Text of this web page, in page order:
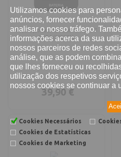
Utilizamos cookies para
anúncios, fornecer
analisar o nosso tráfego.
informações acerca da sua
nossos parceiros de redes
análise, que as podem
que lhes forneceu ou
utilização dos respetivos
nossos cookies se continuar a
Cookies Necessários
Cookies de Estatísticas
Cookies de Marketing
Reparação bateria Asus Fonepad 7
K004 (ME371)
39,90 €